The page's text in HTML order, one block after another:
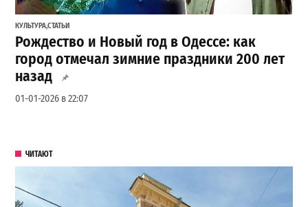
КУЛЬТУРА,СТАТЬИ
Рождество и Новый год в Одессе: как
город отмечал зимние праздники 200 лет
назад
01-01-2026 в 22:07
ЧИТАЮТ